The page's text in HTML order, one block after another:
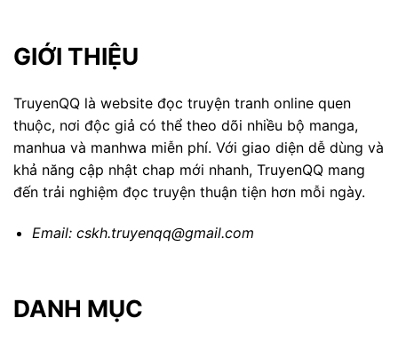
GIỚI THIỆU
TruyenQQ là website đọc truyện tranh online quen
thuộc, nơi độc giả có thể theo dõi nhiều bộ manga,
manhua và manhwa miễn phí. Với giao diện dễ dùng và
khả năng cập nhật chap mới nhanh, TruyenQQ mang
đến trải nghiệm đọc truyện thuận tiện hơn mỗi ngày.
Email: cskh.truyenqq@gmail.com
DANH MỤC